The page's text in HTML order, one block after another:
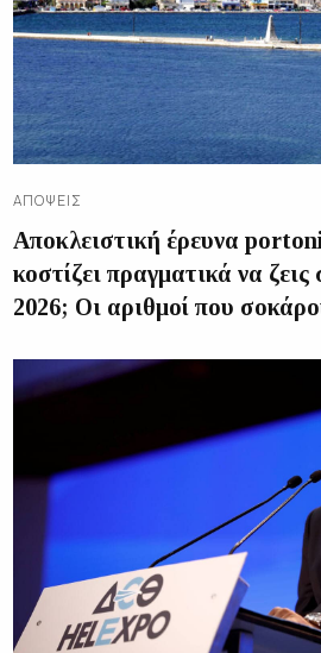
ΑΠΌΨΕΙΣ
Αποκλειστική έρευνα
κοστίζει πραγματικά να
2026; Οι αριθμοί που